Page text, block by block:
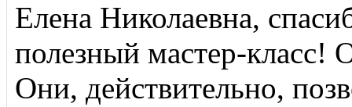
Елена Николаевна,
полезный мастер-класс!
Они, действительно,